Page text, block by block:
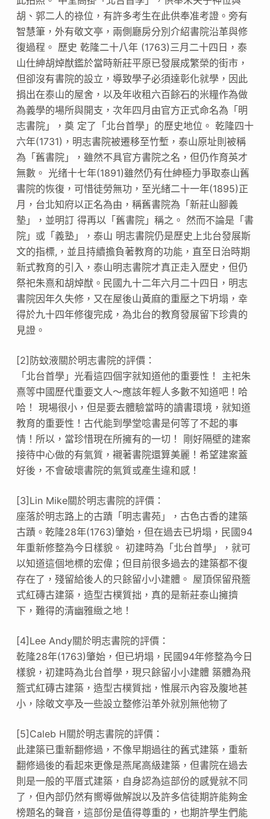
胡、郭二人的祿位，有許多考生在此供奉准考證。旁有
智慧筆，外有敬文亭，兩側廳房分別介紹書院沿革與修
復過程。 歷史 乾隆二十八年 (1763)三月二十四日，泰
山仕紳胡焯猷鑑於當時新莊平原已發展成繁榮的街市，
但卻沒有書院的設立，導致學子必須達彰化就學，因此
捐出在泰山的屋舍，以及年收租六百餘石的米糧作為做
為義學的場所與開支，次年四月由官方正式命名為「明
志書院」，奠 定了「北台首學」的歷史地位。 乾隆四十
六年(1731)，明志書院被遷移至竹塹，泰山原址則被稱
為「舊書院」，雖然不具官方書院之名，但仍作育英才
無數。 光绪十七年(1891)雖然仍有仕紳極力爭取泰山舊
書院的恢復，可惜徒勞無功，至光緒二十一年(1895)正
月，台北知府以正名為由，稱舊書院為「新莊山腳義
墊」，並明訂 得再以「舊書院」稱之。 然而不論是「書
院」或「義塾」，泰山 明志書院仍是歷史上北台發展斯
文的指標,，並且持續擔負著教育的功能，直至日治時期
新式教育的引入，泰山明志書院才真正走入歴史，但仍
祭祀朱熹和胡焯猷。民國九十二年六月二十四日，明志
書院因年久失修，又在屋後山黃麻的重壓之下坍塌，幸
得於九十四年修復完成，為北台的教育發展留下珍貴的
見證。
[2]防蚊液關於明志書院的評價：
「北台首學」光看這四個字就知道他的重要性！ 主祀朱
熹等中國歷代重要文人～應該年輕人多數不知道吧！哈
哈！ 現場很小，但是要去體驗當時的讀書環境，就知道
教育的重要性！古代能到學堂唸書是何等了不起的事
情！所以，當珍惜現在所擁有的一切！ 剛好隔壁的建案
接待中心做的有氣質，襯著書院還算美麗！希望建案蓋
好後，不會破壞書院的氣質或產生違和感！
[3]Lin Mike關於明志書院的評價：
座落於明志路上的古蹟「明志書苑」，古色古香的建築
古蹟。乾隆28年(1763)肇始，但在過去已坍塌，民國94
年重新修整為今日樣貌。 初建時為「北台首學」，就可
以知道這個地標的宏偉；但目前很多過去的建築都不復
存在了，殘留給後人的只餘留小小建體。 屋頂保留飛簷
式紅磚古建築，造型古樸質拙，真的是新莊泰山擁擠
下，難得的清幽雅緻之地！
[4]Lee Andy關於明志書院的評價：
乾隆28年(1763)肇始，但已坍塌，民國94年修整為今日
樣貌，初建時為北台首學，現只餘留小小建體 築體為飛
簷式紅磚古建築，造型古樸質拙，惟展示內容及腹地甚
小，除敬文亭及一些設立整修沿革外就別無他物了
[5]Caleb H關於明志書院的評價：
此建築已重新翻修過，不像早期過往的舊式建築，重新
翻修過後的看起來更像是燕尾高級建築，但書院在過去
則是一般的平厝式建築，自身認為這部份的感覺就不同
了，但內部仍然有嚮導做解說以及許多信徒期許能夠金
榜題名的聲音，這部份是值得尊重的，也期許學生們能